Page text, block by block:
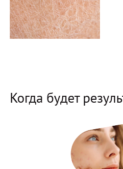
Когда будет